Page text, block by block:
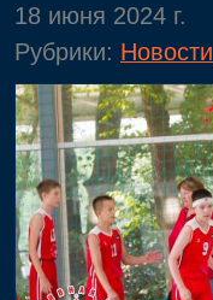
18 июня 2024 г.
Рубрики: Новости